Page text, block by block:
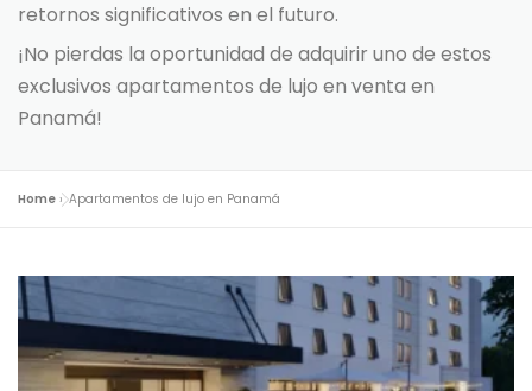
retornos significativos en el futuro.
¡No pierdas la oportunidad de adquirir uno de estos
exclusivos apartamentos de lujo en venta en
Panamá!
Home »Apartamentos de lujo en Panamá